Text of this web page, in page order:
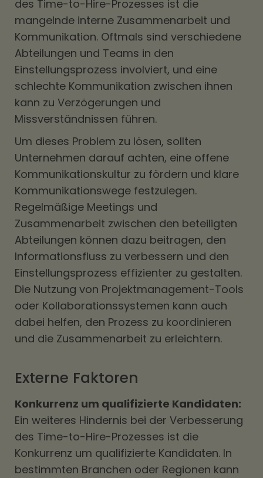
des Time-to-Hire-Prozesses ist die
mangelnde interne Zusammenarbeit und
Kommunikation. Oftmals sind verschiedene
Abteilungen und Teams in den
Einstellungsprozess involviert, und eine
schlechte Kommunikation zwischen ihnen
kann zu Verzögerungen und
Missverständnissen führen.
Um dieses Problem zu lösen, sollten
Unternehmen darauf achten, eine offene
Kommunikationskultur zu fördern und klare
Kommunikationswege festzulegen.
Regelmäßige Meetings und
Zusammenarbeit zwischen den beteiligten
Abteilungen können dazu beitragen, den
Informationsfluss zu verbessern und den
Einstellungsprozess effizienter zu gestalten.
Die Nutzung von Projektmanagement-Tools
oder Kollaborationssystemen kann auch
dabei helfen, den Prozess zu koordinieren
und die Zusammenarbeit zu erleichtern.
Externe Faktoren
Konkurrenz um qualifizierte Kandidaten:
Ein weiteres Hindernis bei der Verbesserung
des Time-to-Hire-Prozesses ist die
Konkurrenz um qualifizierte Kandidaten. In
bestimmten Branchen oder Regionen kann